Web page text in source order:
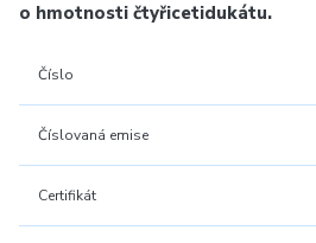
o hmotnosti čtyřicetidukátu.
Číslo
Číslovaná emise
Certifikát